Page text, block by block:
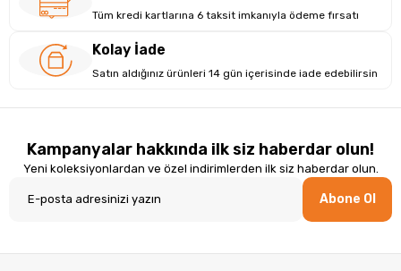
Tüm kredi kartlarına 6 taksit imkanıyla ödeme fırsatı
Kolay İade
Satın aldığınız ürünleri 14 gün içerisinde iade edebilirsin
Kampanyalar hakkında ilk siz haberdar olun!
Yeni koleksiyonlardan ve özel indirimlerden ilk siz haberdar olun.
Abone Ol